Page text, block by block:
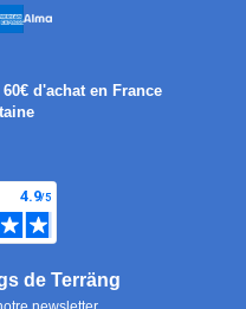
d'achat en France
de Terräng